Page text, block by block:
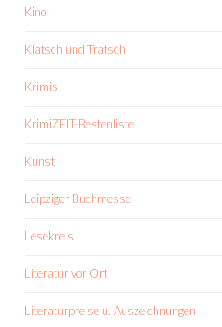
Kino
Klatsch und Tratsch
Krimis
KrimiZEIT-Bestenliste
Kunst
Leipziger Buchmesse
Lesekreis
Literatur vor Ort
Literaturpreise u. Auszeichnungen